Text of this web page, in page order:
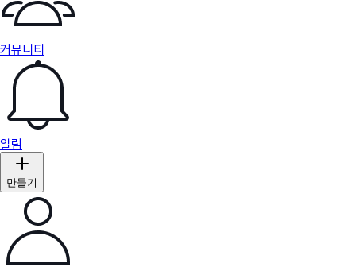
커뮤니티
알림
만들기